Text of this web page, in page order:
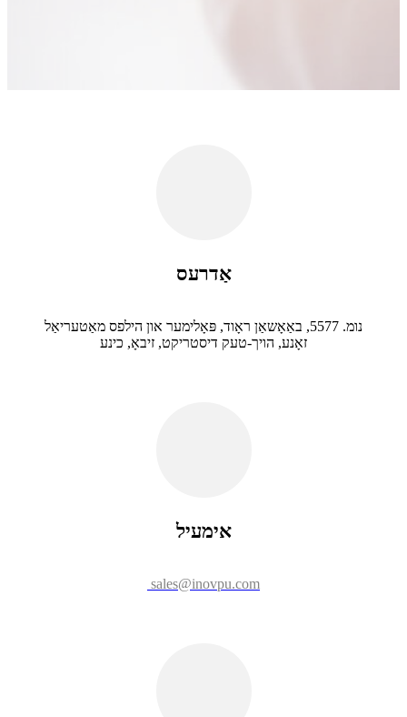
אַדרעס
נומ. 5577, באַאָשאַן ראָוד, פּאָלימער און הילפס מאַטעריאַל
זאָנע, הויך-טעק דיסטריקט, זיבאָ, כינע
אימעיל
sales@inovpu.com